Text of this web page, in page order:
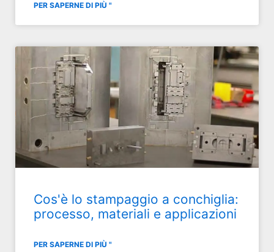
PER SAPERNE DI PIÙ "
Cos'è lo stampaggio a conchiglia:
processo, materiali e applicazioni
PER SAPERNE DI PIÙ "